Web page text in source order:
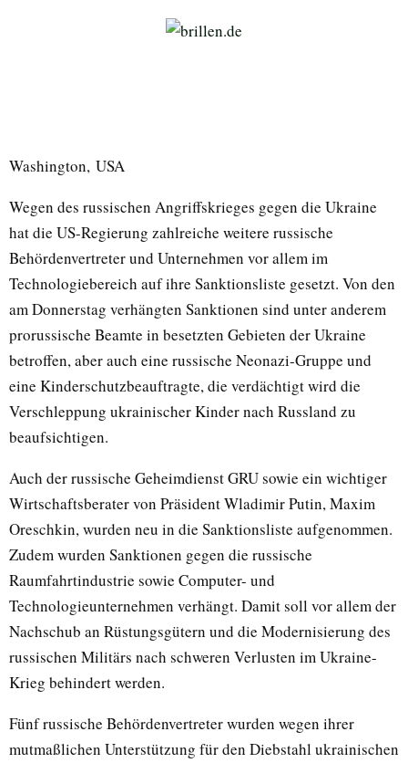
Washington, USA
Wegen des russischen Angriffskrieges gegen die Ukraine
hat die US-Regierung zahlreiche weitere russische
Behördenvertreter und Unternehmen vor allem im
Technologiebereich auf ihre Sanktionsliste gesetzt. Von den
am Donnerstag verhängten Sanktionen sind unter anderem
prorussische Beamte in besetzten Gebieten der Ukraine
betroffen, aber auch eine russische Neonazi-Gruppe und
eine Kinderschutzbeauftragte, die verdächtigt wird die
Verschleppung ukrainischer Kinder nach Russland zu
beaufsichtigen.
Auch der russische Geheimdienst GRU sowie ein wichtiger
Wirtschaftsberater von Präsident Wladimir Putin, Maxim
Oreschkin, wurden neu in die Sanktionsliste aufgenommen.
Zudem wurden Sanktionen gegen die russische
Raumfahrtindustrie sowie Computer- und
Technologieunternehmen verhängt. Damit soll vor allem der
Nachschub an Rüstungsgütern und die Modernisierung des
russischen Militärs nach schweren Verlusten im Ukraine-
Krieg behindert werden.
Fünf russische Behördenvertreter wurden wegen ihrer
mutmaßlichen Unterstützung für den Diebstahl ukrainischen